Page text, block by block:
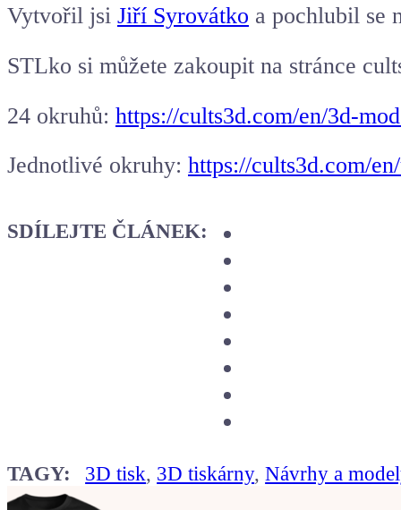
Vytvořil jsi Jiří Syrovátko a pochlubil se
STLko si můžete zakoupit na stránce
24 okruhů: https://cults3d.com/en/3d-
Jednotlivé okruhy: https://cults3d.com/
SDÍLEJTE ČLÁNEK:
TAGY: 3D tisk, 3D tiskárny,Návrhy a